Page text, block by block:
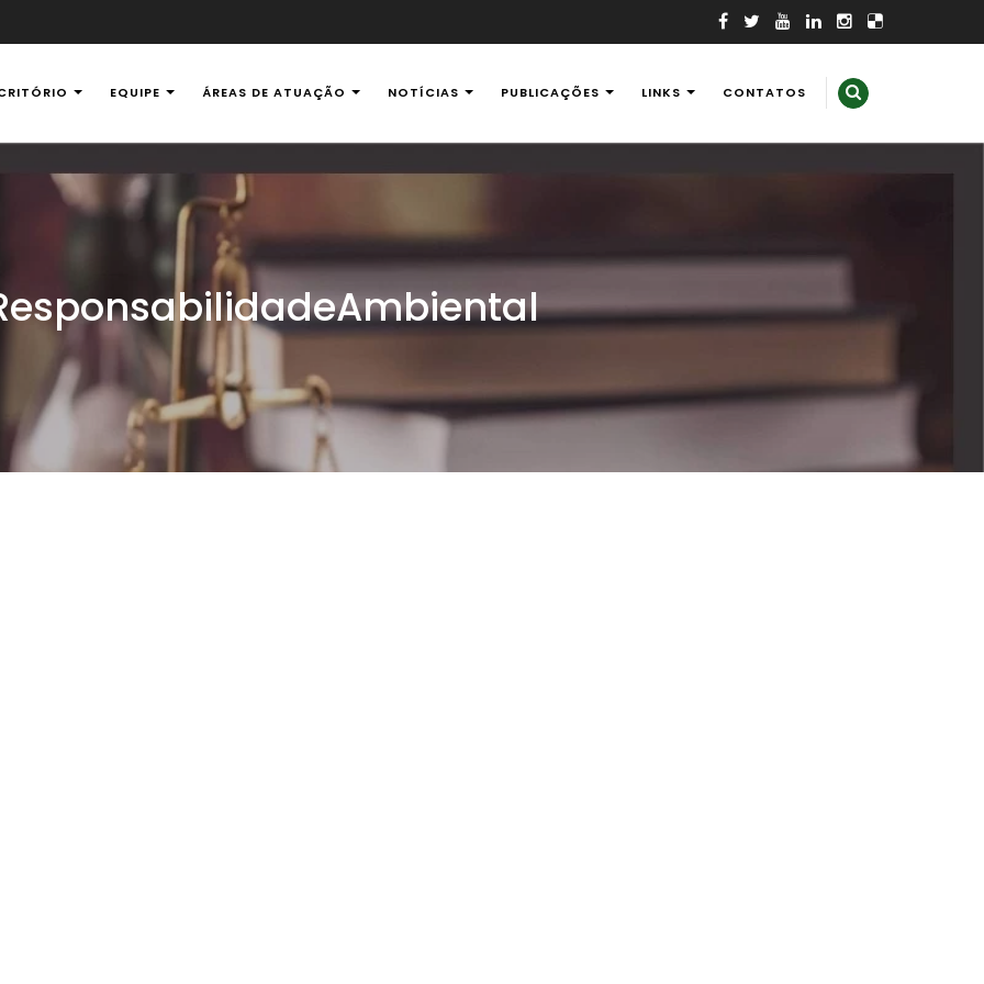
Ambiental
EQUIPE ÁREAS DE ATUAÇÃO NOTÍCIAS PUBLICAÇÕES LINKS CONTATOS